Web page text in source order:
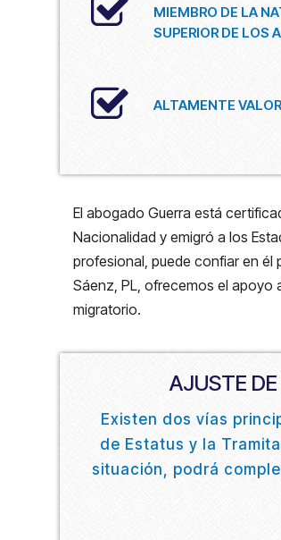
MIEMBRO DE LA
SUPERIOR DE LOS
ALTAMENTE
El abogado Guerra está
Nacionalidad y emigró a los
profesional, puede confiar en él
Sáenz, PL, ofrecemos el
migratorio.
AJUSTE
Existen dos vías
de Estatus y la
situación, podrá